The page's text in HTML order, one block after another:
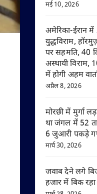
मई 10, 2026
अमेरिका-ईरान
युद्धविराम,
पर सहमति, 40
अस्थायी विराम,
में होगी अहम
अप्रैल 8, 2026
मोरछी में मुर्गा
था जंगल में 52
6 जुआरी पकड़े
मार्च 30, 2026
जवाब देने लगे
हजार में बिक